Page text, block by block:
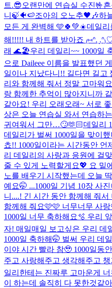
트.😎오랜만에 연습실 수진🤟
니🍃🐠🍉조아의 오노추🖤🎶하
모든 게 완벽해 🩵🍀💚☀️데일리
해!!!!! 내 하트를 받아죠 ₍⑅ᐢ.
래 🌊🏖️우리 데일리~~ 1000일
으로 Daileee 이름을 발표했던
일이나 지났다니!! 길다면 길고
리와 함께해 줘서 정말 고마워
랑 함께한 추억이 많아지니까
같아요! 우리 오래오래~ 서로
상은 오늘 연습실 와서 연습하
귀여워서 그만…🙄🫶🏻데일리
데일리가 벌써 1000일을 맞이
쵸!! 1000일이라는 시간동안 언
리 데일리의 사랑과 응원에 걸
줄 수 있게 노력할게요💖 요 밑
노를 배우기 시작했는데 오늘
예요🤭 ...1000일 기념 10장 사
니....! 긴 시간 동안 함께해 줘
함께해 줘요🩷🩷 너무너무 사
1000일 너무 축하해요🫧 우리
자! 매일매일 보고싶은 우리 데
1000일 축하해🤭 벌써 우리 데
이야 시간 빨라 참🥹 1000일동
주고 사랑해주고 생각해주고
일리한테는 진짜루 고마운게
이 하는데 솔직히 다 못한것같